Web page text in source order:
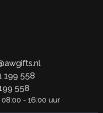
199 558
558
- 16:00 uur